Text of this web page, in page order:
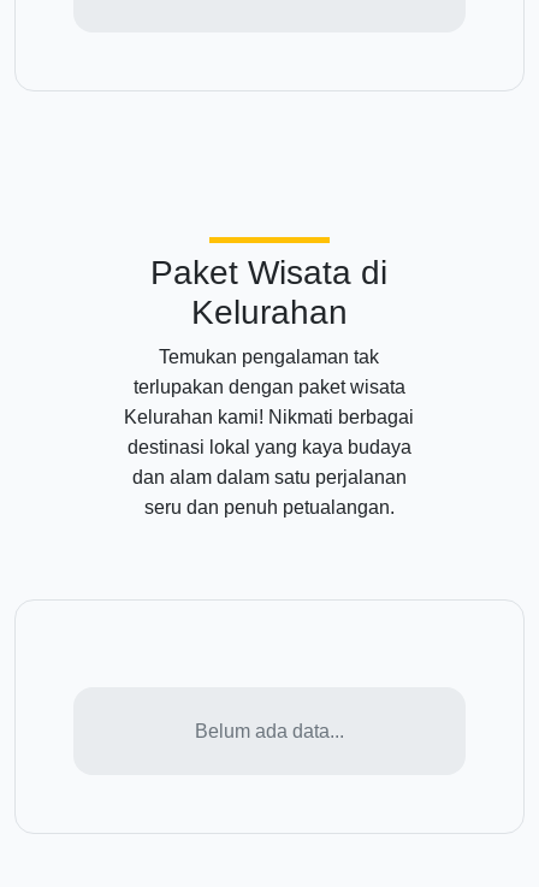
Paket Wisata di
Kelurahan
Temukan pengalaman tak
terlupakan dengan paket wisata
Kelurahan kami! Nikmati berbagai
destinasi lokal yang kaya budaya
dan alam dalam satu perjalanan
seru dan penuh petualangan.
Belum ada data...